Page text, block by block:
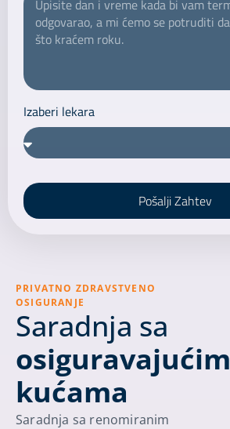
Izaberi lekara
Pošalji Zahtev
PRIVATNO ZDRAVSTVENO
OSIGURANJE
Saradnja sa
osiguravajućim
kućama
Saradnja sa renomiranim